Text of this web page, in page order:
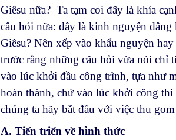
Giêsu nữa? Ta tạm coi đây là khía
câu hỏi nữa: đây là kinh nguyện
Giêsu? Nên xếp vào khẩu nguyện
trước rằng những câu hỏi vừa nói chỉ
vào lúc khởi đầu công trình, tựa như
hoàn thành, chứ vào lúc khởi công
chúng ta hãy bắt đầu với việc thu
A. Tiến triển về hình thức